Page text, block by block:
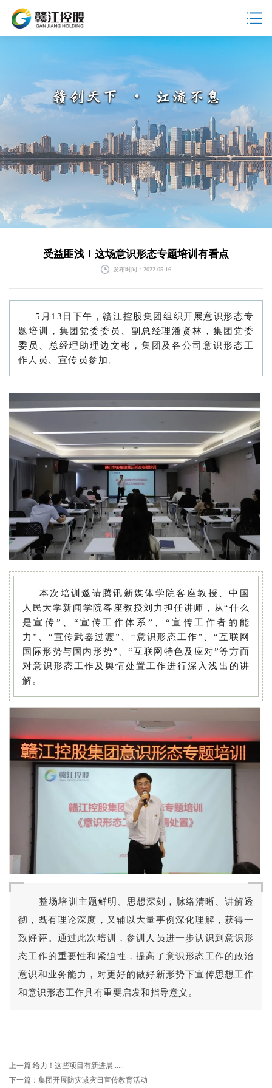
受益匪浅！这场意识形态专题培训有看点
发布时间：2022-05-16
5月13日下午，赣江控股集团组织开展意识形态专
题培训，集团党委委员、副总经理潘贤林，集团党委
委员、总经理助理边文彬，集团及各公司意识形态工
作人员、宣传员参加。
本次培训邀请腾讯新媒体学院客座教授、中国
人民大学新闻学院客座教授刘力担任讲师，从“什么
是宣传”、“宣传工作体系”、“宣传工作者的能
力”、“宣传武器过渡”、“意识形态工作”、“互联网
国际形势与国内形势”、“互联网特色及应对”等方面
对意识形态工作及舆情处置工作进行深入浅出的讲
解。
整场培训主题鲜明、思想深刻，脉络清晰、讲解透
彻，既有理论深度，又辅以大量事例深化理解，获得一
致好评。通过此次培训，参训人员进一步认识到意识形
态工作的重要性和紧迫性，提高了意识形态工作的政治
意识和业务能力，对更好的做好新形势下宣传思想工作
和意识形态工作具有重要启发和指导意义。
上一篇:给力！这些项目有新进展......
下一篇：集团开展防灾减灾日宣传教育活动